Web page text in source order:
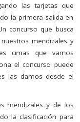
las tarjetas que
la primera salida en
concurso que busca
mendizales y
cimas que vamos
el concurso puede
las damos desde el
mendizales y de los
la clasificación para